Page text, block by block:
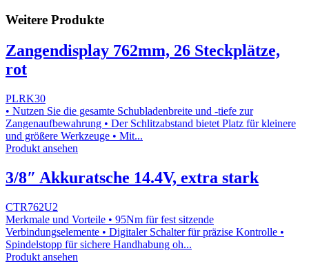
Weitere Produkte
Zangendisplay 762mm, 26 Steckplätze,
rot
PLRK30
• Nutzen Sie die gesamte Schubladenbreite und -tiefe zur
Zangenaufbewahrung • Der Schlitzabstand bietet Platz für kleinere
und größere Werkzeuge • Mit...
Produkt ansehen
3/8″ Akkuratsche 14.4V, extra stark
CTR762U2
Merkmale und Vorteile • 95Nm für fest sitzende
Verbindungselemente • Digitaler Schalter für präzise Kontrolle •
Spindelstopp für sichere Handhabung oh...
Produkt ansehen